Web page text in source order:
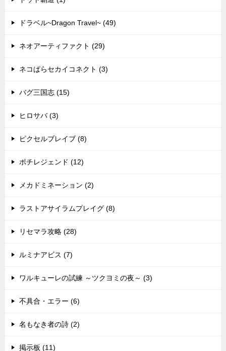
ドラベル~Dragon Travel~ (49)
ネオアーティファクト (29)
ネコぱらセカイコネクト (3)
バグ三国志 (15)
ヒロサバ (3)
ピクセルブレイブ (8)
ポチレジェンド (12)
メカドミネーション (2)
ラストアサイラムプレイグ (8)
リセマラ攻略 (28)
ルミナアビス (7)
ワルキューレの試練 ～ツクヨミの夜～ (3)
不具合・エラー (6)
名もなき者の詩 (2)
掲示板 (11)